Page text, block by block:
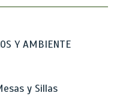
Y AMBIENTE
y Sillas